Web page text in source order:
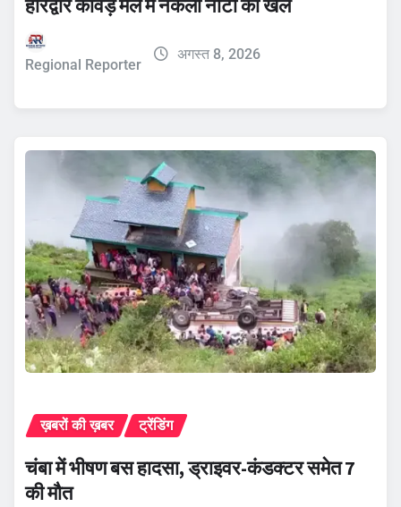
हरिद्वार कांवड़ मेले में नकली नोटों का खेल
Regional Reporter
अगस्त 8, 2026
ख़बरों की ख़बर ट्रेंडिंग
चंबा में भीषण बस हादसा, ड्राइवर-कंडक्टर समेत 7
की मौत